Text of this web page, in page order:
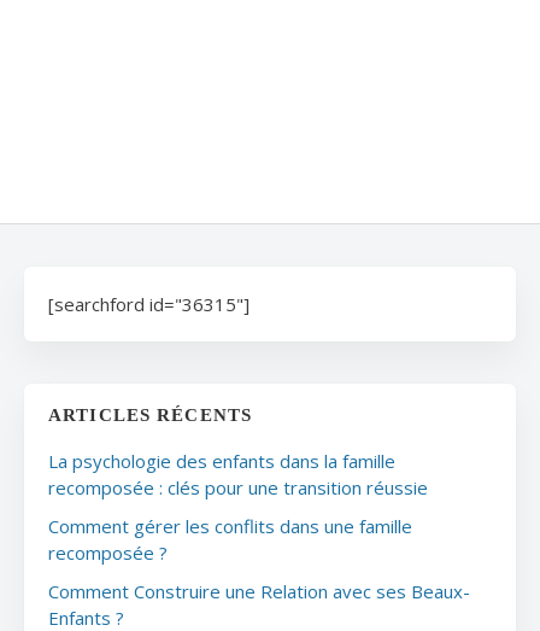
[searchford id="36315"]
ARTICLES RÉCENTS
La psychologie des enfants dans la famille
recomposée : clés pour une transition réussie
Comment gérer les conflits dans une famille
recomposée ?
Comment Construire une Relation avec ses Beaux-
Enfants ?